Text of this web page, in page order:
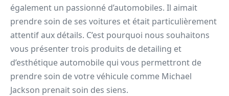
également un passionné d’automobiles. Il aimait
prendre soin de ses voitures et était particulièrement
attentif aux détails. C’est pourquoi nous souhaitons
vous présenter trois produits de detailing et
d’esthétique automobile qui vous permettront de
prendre soin de votre véhicule comme Michael
Jackson prenait soin des siens.